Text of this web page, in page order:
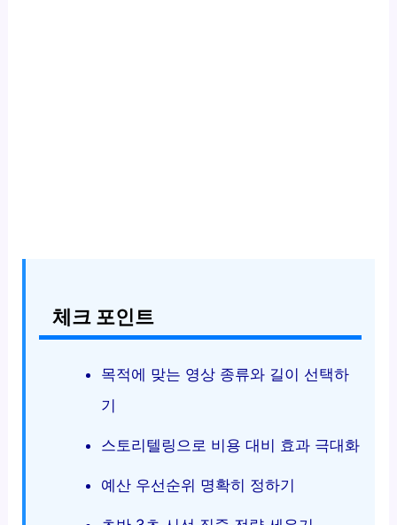
체크 포인트
목적에 맞는 영상 종류와 길이 선택하
기
스토리텔링으로 비용 대비 효과 극대화
예산 우선순위 명확히 정하기